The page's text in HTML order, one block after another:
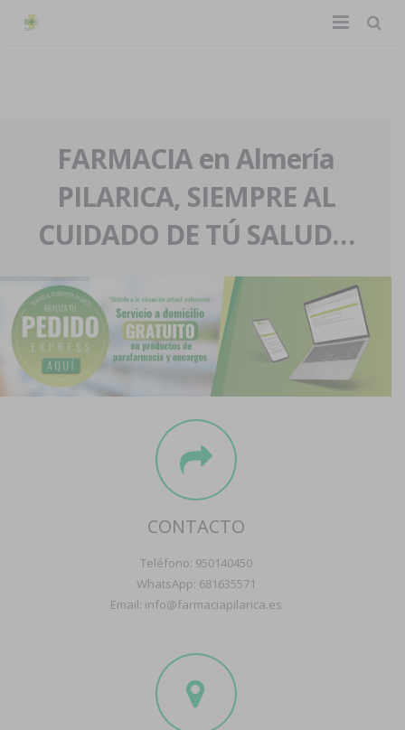
La farmacia
Nuestra historia
Nuestro equipo
Eventos
Servicios y reservas
Pedidos express
Blog
Contacto
Boletín
FARMACIA en Almería
PILARICA, SIEMPRE AL
CUIDADO DE TÚ SALUD…
CONTACTO
Teléfono: 950140450
WhatsApp: 681635571
Email: info@farmaciapilarica.es